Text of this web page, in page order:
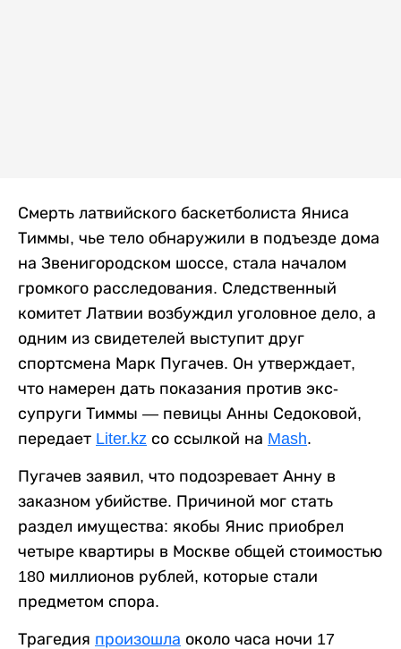
Смерть латвийского баскетболиста Яниса
Тиммы, чье тело обнаружили в подъезде дома
на Звенигородском шоссе, стала началом
громкого расследования. Следственный
комитет Латвии возбуждил уголовное дело, а
одним из свидетелей выступит друг
спортсмена Марк Пугачев. Он утверждает,
что намерен дать показания против экс-
супруги Тиммы — певицы Анны Седоковой,
передает Liter.kz со ссылкой на Mash.
Пугачев заявил, что подозревает Анну в
заказном убийстве. Причиной мог стать
раздел имущества: якобы Янис приобрел
четыре квартиры в Москве общей стоимостью
180 миллионов рублей, которые стали
предметом спора.
Трагедия произошла около часа ночи 17